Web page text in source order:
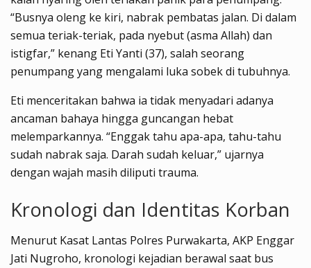
“Busnya oleng ke kiri, nabrak pembatas jalan. Di dalam
semua teriak-teriak, pada nyebut (asma Allah) dan
istigfar,” kenang Eti Yanti (37), salah seorang
penumpang yang mengalami luka sobek di tubuhnya.
Eti menceritakan bahwa ia tidak menyadari adanya
ancaman bahaya hingga guncangan hebat
melemparkannya. “Enggak tahu apa-apa, tahu-tahu
sudah nabrak saja. Darah sudah keluar,” ujarnya
dengan wajah masih diliputi trauma.
Kronologi dan Identitas Korban
Menurut Kasat Lantas Polres Purwakarta, AKP Enggar
Jati Nugroho, kronologi kejadian berawal saat bus